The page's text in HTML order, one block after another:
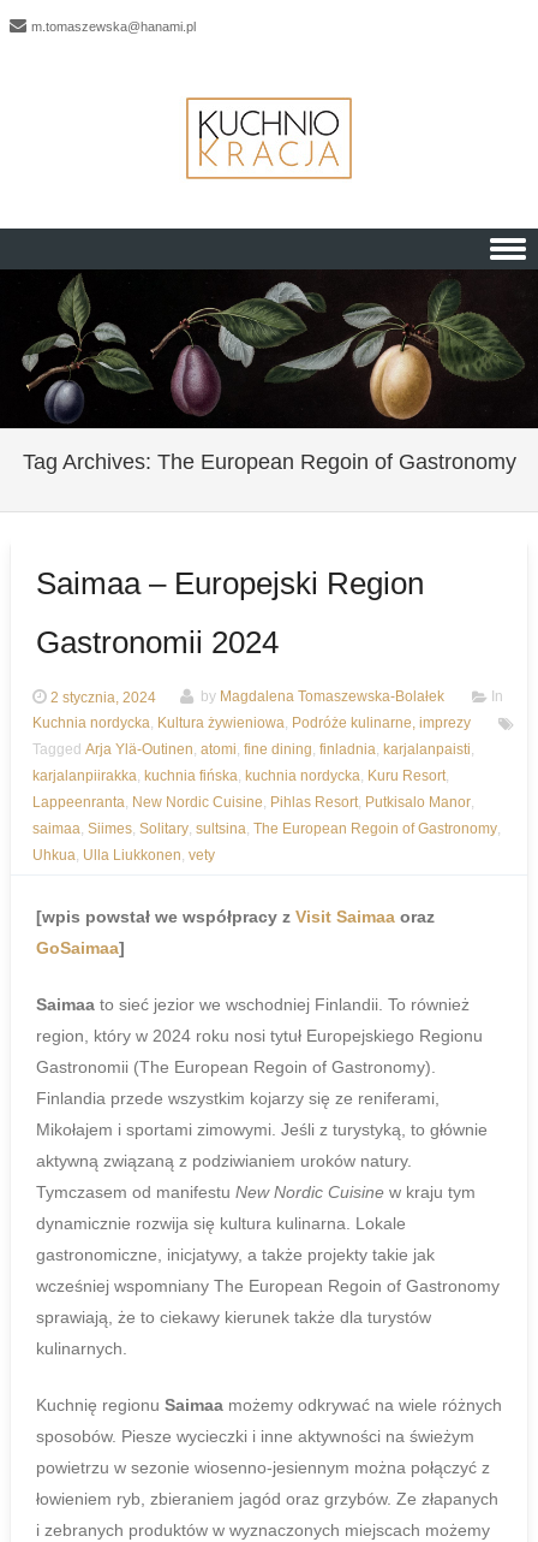
m.tomaszewska@hanami.pl
Skip to content
Tag Archives: The European Regoin of Gastronomy
Saimaa – Europejski Region
Gastronomii 2024
2 stycznia, 2024 by Magdalena Tomaszewska-Bolałek
In
Kuchnia nordycka, Kultura żywieniowa, Podróże kulinarne, imprezy
Tagged Arja Ylä-Outinen, atomi, fine dining, finladnia, karjalanpaisti,
karjalanpiirakka, kuchnia fińska, kuchnia nordycka, Kuru Resort,
Lappeenranta, New Nordic Cuisine, Pihlas Resort, Putkisalo Manor,
saimaa, Siimes, Solitary, sultsina, The European Regoin of Gastronomy,
Uhkua, Ulla Liukkonen, vety
[wpis powstał we współpracy z Visit Saimaa oraz
GoSaimaa]
Saimaa to sieć jezior we wschodniej Finlandii. To również
region, który w 2024 roku nosi tytuł Europejskiego Regionu
Gastronomii (The European Regoin of Gastronomy).
Finlandia przede wszystkim kojarzy się ze reniferami,
Mikołajem i sportami zimowymi. Jeśli z turystyką, to głównie
aktywną związaną z podziwianiem uroków natury.
Tymczasem od manifestu New Nordic Cuisine w kraju tym
dynamicznie rozwija się kultura kulinarna. Lokale
gastronomiczne, inicjatywy, a także projekty takie jak
wcześniej wspomniany The European Regoin of Gastronomy
sprawiają, że to ciekawy kierunek także dla turystów
kulinarnych.
Kuchnię regionu Saimaa możemy odkrywać na wiele różnych
sposobów. Piesze wycieczki i inne aktywności na świeżym
powietrzu w sezonie wiosenno-jesiennym można połączyć z
łowieniem ryb, zbieraniem jagód oraz grzybów. Ze złapanych
i zebranych produktów w wyznaczonych miejscach możemy